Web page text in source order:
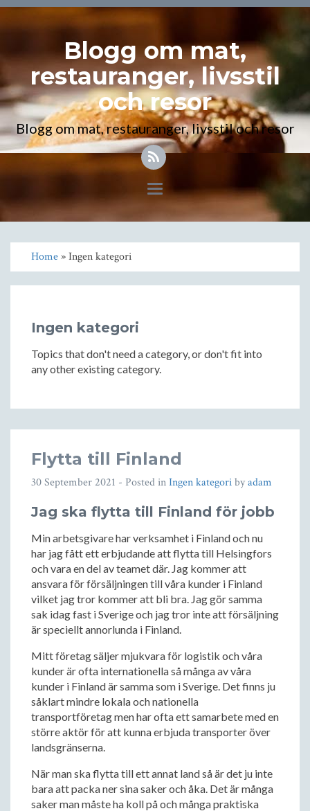
Blogg om mat,
restauranger, livsstil
och resor
Blogg om mat, restauranger, livsstil och resor
Toggle
navigation
Home» Ingen kategori
Ingen kategori
Topics that don't need a category, or don't fit into
any other existing category.
Flytta till Finland
30 September 2021 - Posted inIngen kategoribyadam
Jag ska flytta till Finland för jobb
Min arbetsgivare har verksamhet i Finland och nu
har jag fått ett erbjudande att flytta till Helsingfors
och vara en del av teamet där. Jag kommer att
ansvara för försäljningen till våra kunder i Finland
vilket jag tror kommer att bli bra. Jag gör samma
sak idag fast i Sverige och jag tror inte att försäljning
är speciellt annorlunda i Finland.
Mitt företag säljer mjukvara för logistik och våra
kunder är ofta internationella så många av våra
kunder i Finland är samma som i Sverige. Det finns ju
såklart mindre lokala och nationella
transportföretag men har ofta ett samarbete med en
större aktör för att kunna erbjuda transporter över
landsgränserna.
När man ska flytta till ett annat land så är det ju inte
bara att packa ner sina saker och åka. Det är många
saker man måste ha koll på och många praktiska